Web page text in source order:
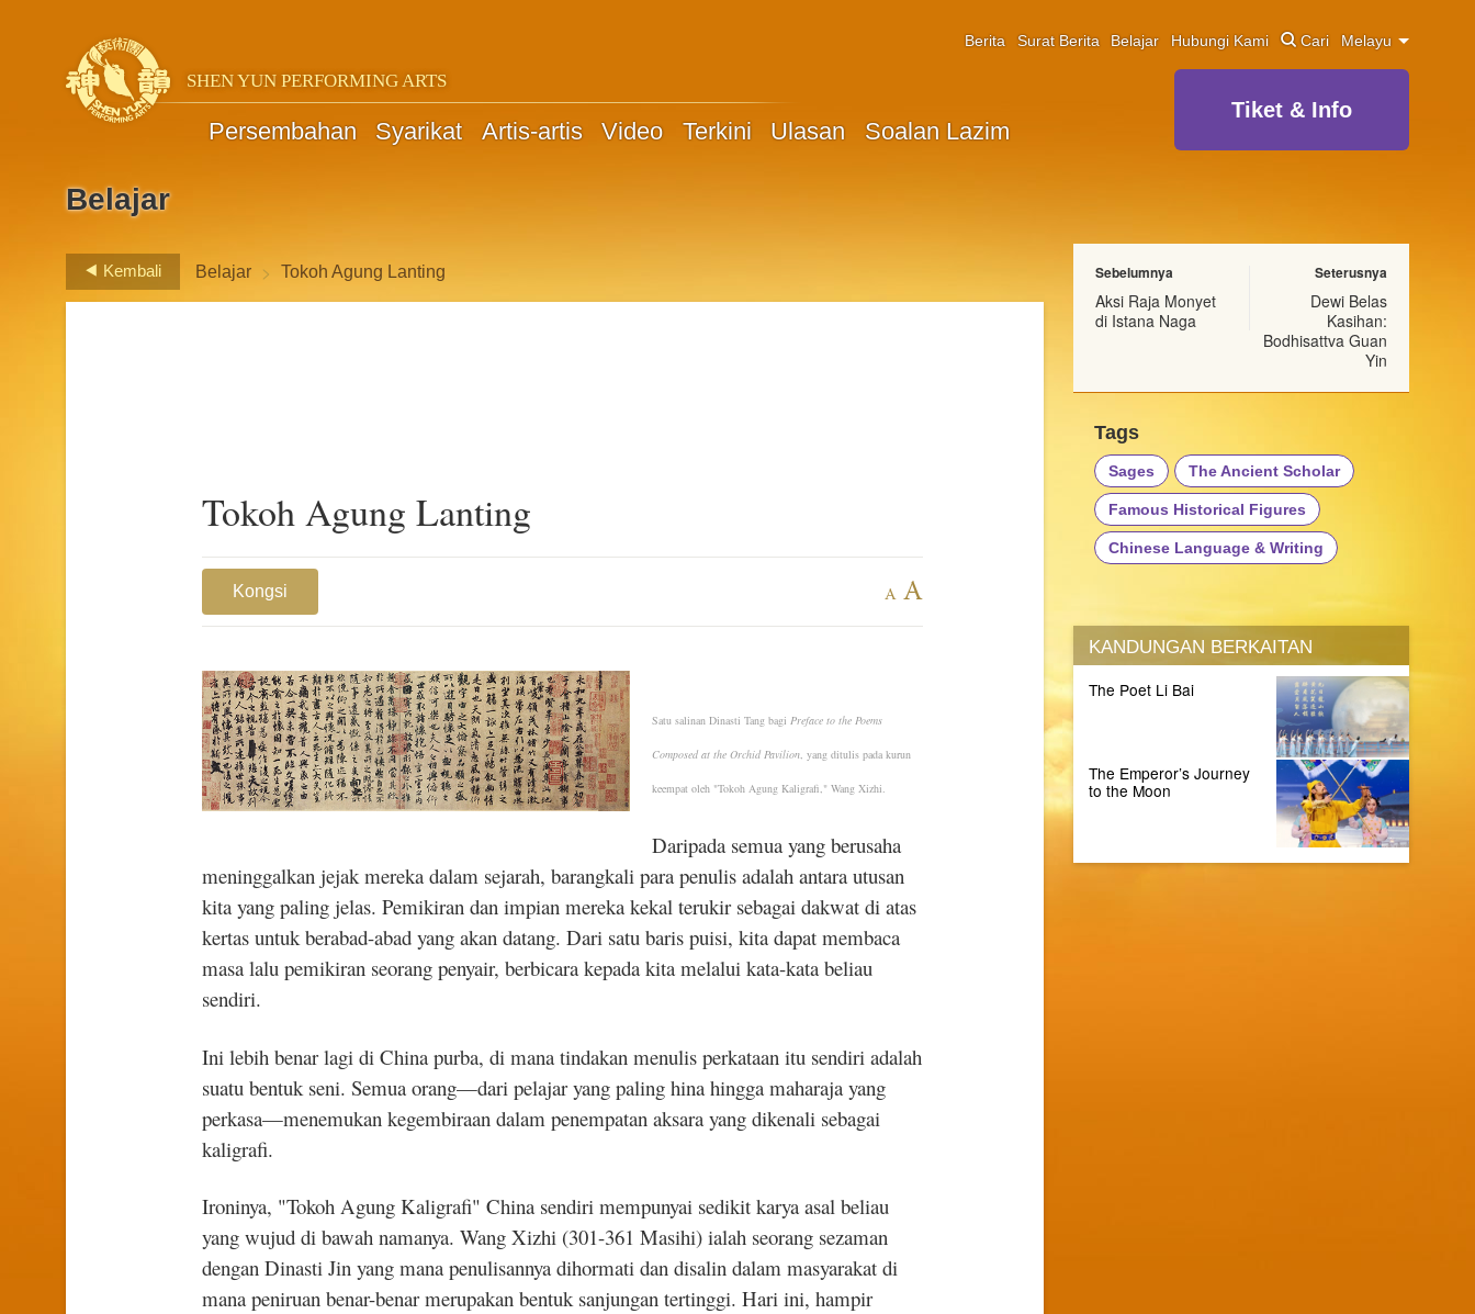
SHEN YUN PERFORMING ARTS
Persembahan Syarikat Artis-artis Video Terkini Ulasan Soalan Lazim
Berita Surat Berita Belajar Hubungi Kami Cari Melayu
Tiket & Info
Belajar
Kembali Belajar > Tokoh Agung Lanting
Tokoh Agung Lanting
Kongsi A A
Satu salinan Dinasti Tang bagi Preface to the Poems
Composed at the Orchid Pavilion, yang ditulis pada kurun
keempat oleh "Tokoh Agung Kaligrafi," Wang Xizhi.
Daripada semua yang berusaha
meninggalkan jejak mereka dalam sejarah, barangkali para penulis adalah antara utusan
kita yang paling jelas. Pemikiran dan impian mereka kekal terukir sebagai dakwat di atas
kertas untuk berabad-abad yang akan datang. Dari satu baris puisi, kita dapat membaca
masa lalu pemikiran seorang penyair, berbicara kepada kita melalui kata-kata beliau
sendiri.
Ini lebih benar lagi di China purba, di mana tindakan menulis perkataan itu sendiri adalah
suatu bentuk seni. Semua orang—dari pelajar yang paling hina hingga maharaja yang
perkasa—menemukan kegembiraan dalam penempatan aksara yang dikenali sebagai
kaligrafi.
Ironinya, "Tokoh Agung Kaligrafi" China sendiri mempunyai sedikit karya asal beliau
yang wujud di bawah namanya. Wang Xizhi (301-361 Masihi) ialah seorang sezaman
dengan Dinasti Jin yang mana penulisannya dihormati dan disalin dalam masyarakat di
mana peniruan benar-benar merupakan bentuk sanjungan tertinggi. Hari ini, hampir
Sebelumnya
Aksi Raja Monyet
di Istana Naga
Seterusnya
Dewi Belas
Kasihan:
Bodhisattva Guan
Yin
Tags
Sages The Ancient Scholar
Famous Historical Figures
Chinese Language & Writing
KANDUNGAN BERKAITAN
The Poet Li Bai
The Emperor’s Journey
to the Moon